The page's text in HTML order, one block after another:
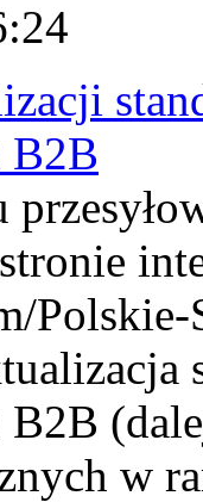
B2B
Polskie-
w